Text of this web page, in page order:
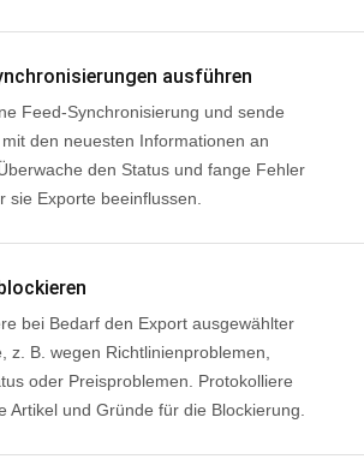
ausführen
Feed-Synchronisierung und sende
den neuesten Informationen an
den Status und fange Fehler
sie Exporte beeinflussen.
bei Bedarf den Export ausgewählter
z. B. wegen Richtlinienproblemen,
oder Preisproblemen. Protokolliere
Artikel und Gründe für die Blockierung.